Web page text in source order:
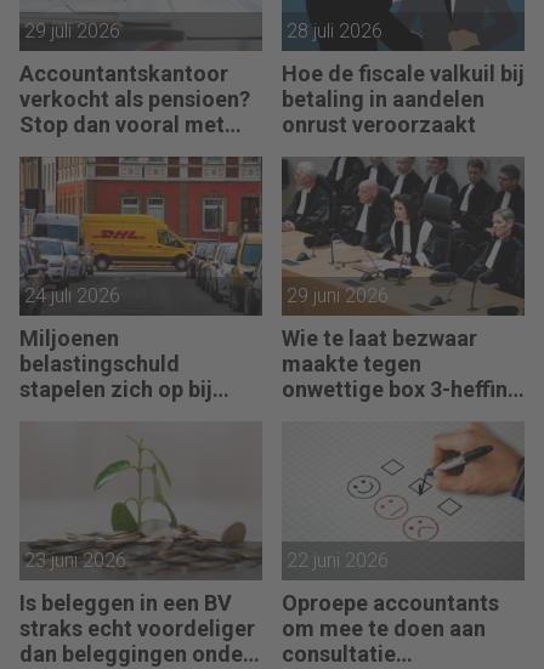
29 juli 2026
Accountantskantoor
verkocht als pensioen?
Stop dan vooral met
werken
28 juli 2026
Hoe de fiscale valkuil bij
betaling in aandelen
onrust veroorzaakt
24 juli 2026
Miljoenen
belastingschuld
stapelen zich op bij
29 juni 2026
Wie te laat bezwaar
maakte tegen
onwettige box 3-heffing
23 juni 2026
Is beleggen in een BV
straks echt voordeliger
dan beleggingen onder
22 juni 2026
Oproepe accountants
om mee te doen aan
consultatie